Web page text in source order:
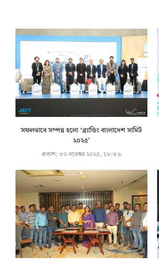
সফলভাবে সম্পন্ন হলো ‘ব্র্যান্ডিং বাংলাদেশ সামিট
২০২৫’
প্রকাশ:৩০ নভেম্বর ২০২৫, ১৮:৩৬